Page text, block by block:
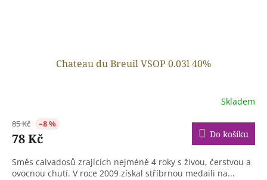
Chateau du Breuil VSOP 0.03l 40%
Skladem
85 Kč –8 %
78 Kč Do košíku
Směs calvadosů zrajících nejméně 4 roky s živou, čerstvou a
ovocnou chutí. V roce 2009 získal stříbrnou medaili na...